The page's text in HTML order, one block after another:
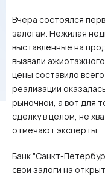
Вчера состоялся
залогам. Нежилая
выставленные на
вызвали
цены составило
реализации
рыночной, а вот для
сделку в целом, не
отмечают эксперты.
Банк "Санкт-
свои залоги на